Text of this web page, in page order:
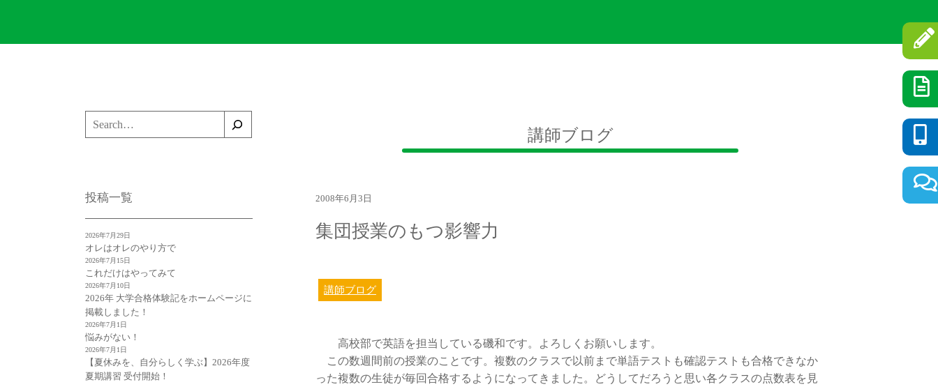
講師ブログ
2008年6月3日
集団授業のもつ影響力
講師ブログ
高校部で英語を担当している磯和です。よろしくお願いします。
この数週間前の授業のことです。複数のクラスで以前まで単語テストも確認テストも合格できなか
った複数の生徒が毎回合格するようになってきました。どうしてだろうと思い各クラスの点数表を見
検
索
投稿一覧
オレはオレのやり方で
2026年7月29日
これだけはやってみて
2026年7月15日
2026年 大学合格体験記をホームページに
掲載しました！
2026年7月10日
悩みがない！
2026年7月1日
【夏休みを、自分らしく学ぶ】2026年度
夏期講習 受付開始！
2026年7月1日